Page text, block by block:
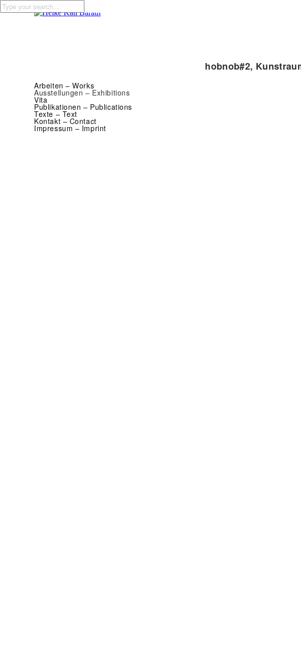
Arbeiten – Works
Ausstellungen – Exhibitions
Vita
Publikationen – Publications
Texte – Text
Kontakt – Contact
Impressum – Imprint
hobnob#2,